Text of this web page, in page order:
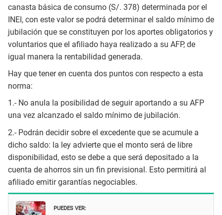
canasta básica de consumo (S/. 378) determinada por el
INEI, con este valor se podrá determinar el saldo mínimo de
jubilación que se constituyen por los aportes obligatorios y
voluntarios que el afiliado haya realizado a su AFP, de
igual manera la rentabilidad generada.
Hay que tener en cuenta dos puntos con respecto a esta
norma:
1.- No anula la posibilidad de seguir aportando a su AFP
una vez alcanzado el saldo mínimo de jubilación.
2.- Podrán decidir sobre el excedente que se acumule a
dicho saldo: la ley advierte que el monto será de libre
disponibilidad, esto se debe a que será depositado a la
cuenta de ahorros sin un fin previsional. Esto permitirá al
afiliado emitir garantías negociables.
PUEDES VER: